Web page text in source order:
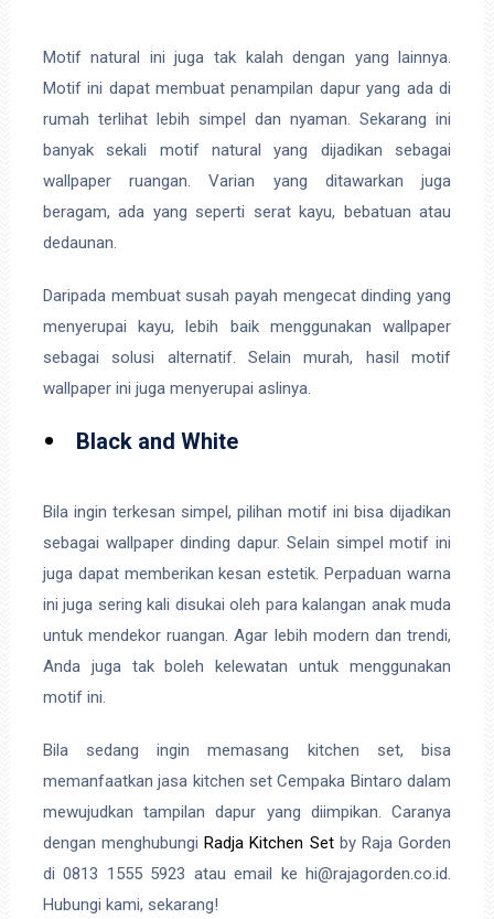
Motif natural ini juga tak kalah dengan yang lainnya.
Motif ini dapat membuat penampilan dapur yang ada di
rumah terlihat lebih simpel dan nyaman. Sekarang ini
banyak sekali motif natural yang dijadikan sebagai
wallpaper ruangan. Varian yang ditawarkan juga
beragam, ada yang seperti serat kayu, bebatuan atau
dedaunan.
Daripada membuat susah payah mengecat dinding yang
menyerupai kayu, lebih baik menggunakan wallpaper
sebagai solusi alternatif. Selain murah, hasil motif
wallpaper ini juga menyerupai aslinya.
Black and White
Bila ingin terkesan simpel, pilihan motif ini bisa dijadikan
sebagai wallpaper dinding dapur. Selain simpel motif ini
juga dapat memberikan kesan estetik. Perpaduan warna
ini juga sering kali disukai oleh para kalangan anak muda
untuk mendekor ruangan. Agar lebih modern dan trendi,
Anda juga tak boleh kelewatan untuk menggunakan
motif ini.
Bila sedang ingin memasang kitchen set, bisa
memanfaatkan jasa kitchen set Cempaka Bintaro dalam
mewujudkan tampilan dapur yang diimpikan. Caranya
dengan menghubungiRadja Kitchen Setby Raja Gorden
di 0813 1555 5923 atau email ke hi@rajagorden.co.id.
Hubungi kami, sekarang!